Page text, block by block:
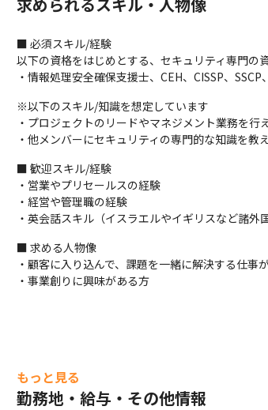
・未経験の方でも活躍できるよう教育体制が充実し
・研修を行う講師は、セキュリティ業界で約20年
・また、サイバーセキュリティの先進国であるイ
・プロジェクトマネジメントスキルの発揮するこ
・お客様や他メンバーへ提案を行い、対応の方針
・イスラエルのほか、イギリス、アメリカ、オー
・実戦的なサイバーセキュリティ人材やインテリ
・OT（Operational Technology）向けのセキュ
しての確かなキャリアを積めます
・現在、マネジメントのみを担当しているメンバ
・セキュリティの先進国であるイスラエルで作成
・充実した教育支援制度を活かし、未経験でも
・自身の頑張りが直接評価に反映されます
■ 必須スキル/経験
以下の資格をはじめとする、セキュリティ専門の
・情報処理安全確保支援士、CEH、CISSP、
※以下のスキル/知識を想定しています
・プロジェクトのリードやマネジメント業務を行
・他メンバーにセキュリティの専門的な知識を教
■ 歓迎スキル/経験
・営業やプリセールスの経験
・経営や管理職の経験
・英会話スキル（イスラエルやイギリスなど諸外
■ 求める人物像
・顧客に入り込んで、課題を一緒に解決する仕事
・事業創りに興味がある方
もっと見る
勤務地・給与・その他情報